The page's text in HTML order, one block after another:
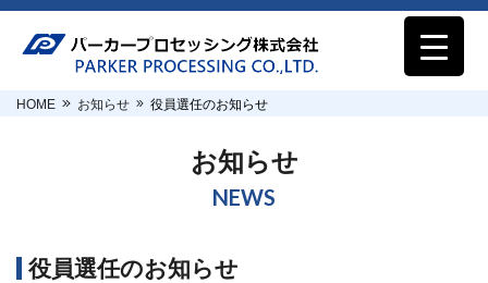
HOME お知らせ 役員選任のお知らせ
お知らせ
NEWS
役員選任のお知らせ